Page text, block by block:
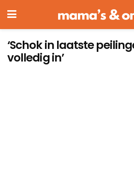
‘Schok in laatste
volledig in’